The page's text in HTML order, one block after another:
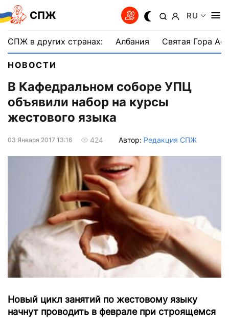
СПЖ RU
СПЖ в других странах: Албания Святая Гора
НОВОСТИ
В Кафедральном соборе УПЦ
объявили набор на курсы
жестового языка
03 Января 2017 13:16 424 Автор: Редакция СПЖ
Новый цикл занятий по жестовому языку
начнут проводить в феврале при строящемся